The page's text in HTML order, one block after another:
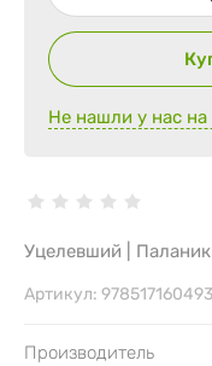
Не нашли у нас на
Уцелевший |
Артикул:
Производитель